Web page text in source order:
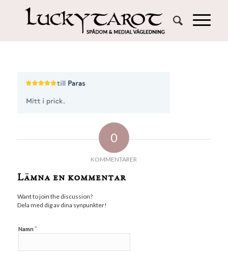
0
KOMMENTARER
Lämna en kommentar
Want to join the discussion?
Dela med dig av dina synpunkter!
Namn *